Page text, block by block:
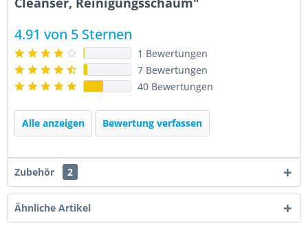
4.91 von 5 Sternen
1 Bewertungen
7 Bewertungen
40 Bewertungen
Alle anzeigen Bewertung verfassen
Zubehör 2
Ähnliche Artikel